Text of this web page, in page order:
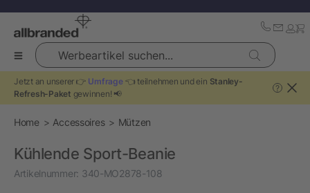
Werbeartikel suchen...
Jetzt an unserer 👉 Umfrage👈 teilnehmen und ein Stanley-
Refresh-Paket gewinnen! 📢
?
Home Accessoires Mützen
Kühlende Sport-Beanie
Artikelnummer: 340-MO2878-108